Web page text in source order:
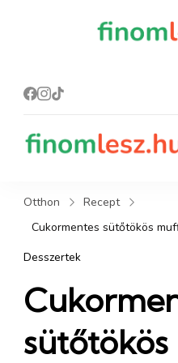
Otthon
Recept
Cukormentes sütőtökös
Desszertek